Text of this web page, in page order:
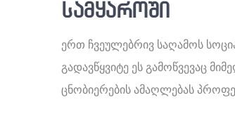
სამყაროში
ერთ ჩვეულებრივ საღამოს
გადავწყვიტე ეს გამოწვევაც
ცნობიერების ამაღლებას